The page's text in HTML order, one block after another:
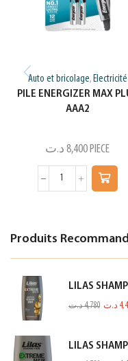
Auto et bricolage, Electricité
PILE ENERGIZER MAX
AAA2
8,400 د.ت PIECE
Produits
LILAS
4,780د.ت د.ت
LILAS